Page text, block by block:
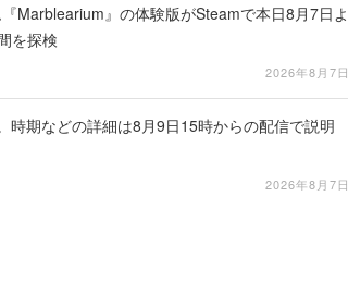
Marblearium』の体験版がSteamで本日8月7日よ
を探検
2026年8月7日
時期などの詳細は8月9日15時からの配信で説明
2026年8月7日